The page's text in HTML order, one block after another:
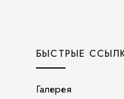
БЫСТРЫЕ
Галерея